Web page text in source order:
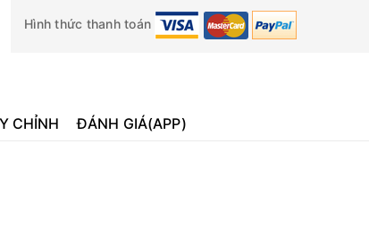
Hình thức thanh toán
CHỈNH ĐÁNH GIÁ(APP)